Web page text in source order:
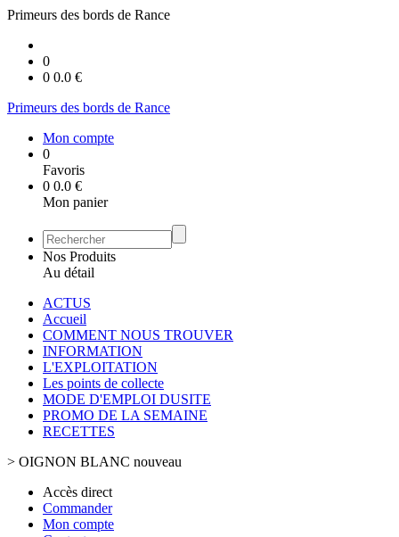
Primeurs des bords de Rance
0
0 0.0 €
Primeurs des bords de Rance
Mon compte
0
Favoris
0 0.0 €
Mon panier
Nos Produits
Au détail
ACTUS
Accueil
COMMENT NOUS TROUVER
INFORMATION
L'EXPLOITATION
Les points de collecte
MODE D'EMPLOI DUSITE
PROMO DE LA SEMAINE
RECETTES
> OIGNON BLANC nouveau
Accès direct
Commander
Mon compte